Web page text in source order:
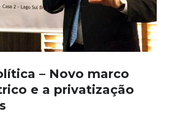
– Novo marco
e a privatização